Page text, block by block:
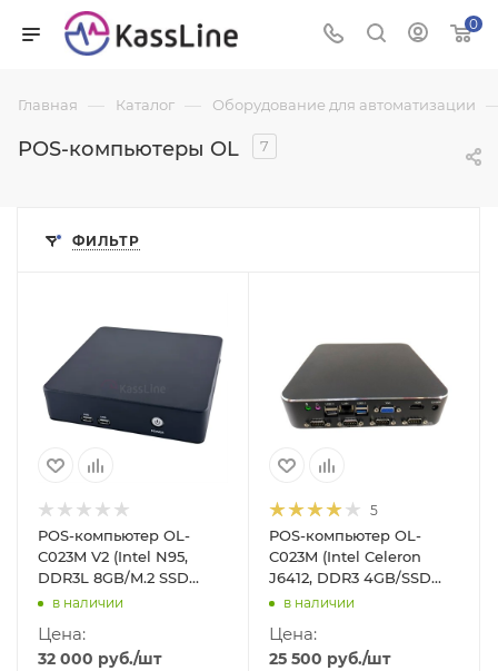
0
Главная — Каталог — Оборудование для автоматизации
POS-компьютеры OL 7
ФИЛЬТР
POS-компьютер OL-
C023M V2 (Intel N95,
DDR3L 8GB/M.2 SSD
256GB, без ОС)
в наличии
Цена:
32 000 руб./шт
5
POS-компьютер OL-
C023M (Intel Celeron
J6412, DDR3 4GB/SSD
128GB, без ОС)
в наличии
Цена:
25 500 руб./шт